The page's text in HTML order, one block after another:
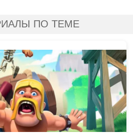
ПО ТЕМЕ